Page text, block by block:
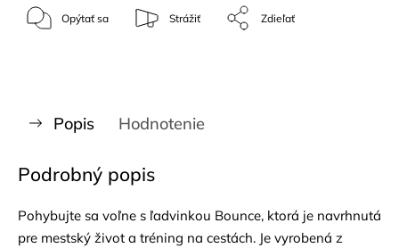
Opýtať sa Strážiť Zdieľať
Popis Hodnotenie
Podrobný popis
Pohybujte sa voľne s ľadvinkou Bounce, ktorá je navrhnutá
pre mestský život a tréning na cestách. Je vyrobená z